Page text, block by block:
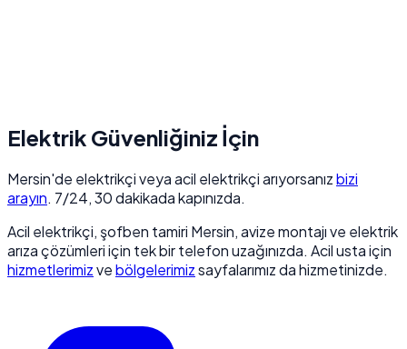
Elektrik Güvenliğiniz İçin
Mersin'de elektrikçi veya acil elektrikçi arıyorsanızbizi
arayın. 7/24, 30 dakikada kapınızda.
Acil elektrikçi, şofben tamiri Mersin, avize montajı ve elektrik
arıza çözümleri için tek bir telefon uzağınızda. Acil usta için
hizmetlerimizvebölgelerimizsayfalarımız da hizmetinizde.